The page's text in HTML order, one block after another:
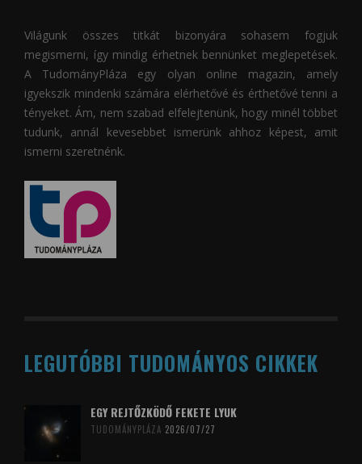
Világunk összes titkát bizonyára sohasem fogjuk
megismerni, így mindig érhetnek bennünket meglepetések.
A TudományPláza egy olyan online magazin, amely
igyekszik mindenki számára elérhetővé és érthetővé tenni a
tényeket. Ám, nem szabad elfelejtenünk, hogy minél többet
tudunk, annál kevesebbet ismerünk ahhoz képest, amit
ismerni szeretnénk.
LEGUTÓBBI TUDOMÁNYOS CIKKEK
EGY REJTŐZKÖDŐ FEKETE LYUK
TUDOMÁNYPLÁZA 2026/07/27